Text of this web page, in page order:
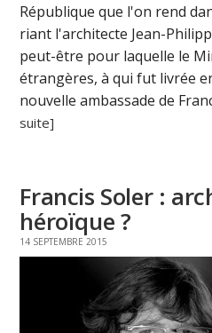
République que l'on rend
riant l'architecte Jean-
peut-être pour laquelle le
étrangères, à qui fut livrée
nouvelle ambassade de
suite]
Francis Soler :
héroïque ?
14 SEPTEMBRE 2015